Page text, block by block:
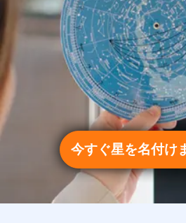
今すぐ星を名付け